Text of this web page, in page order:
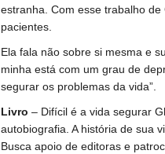
estranha. Com esse trabalho
pacientes.
Ela fala não sobre si mesma e
minha está com um grau de
segurar os problemas da vida”.
Livro – Difícil é a vida segurar
autobiografia. A história de sua
Busca apoio de editoras e